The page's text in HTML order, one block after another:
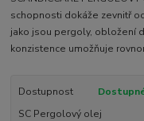
schopnosti dokáže zevnitř
jako jsou pergoly, obložení
konzistence umožňuje
Dostupnost
SC Pergolový olej